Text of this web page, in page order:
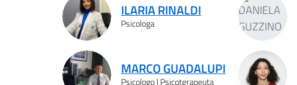
ILARIA RINALDI
Psicologa
MARCO GUADALUPI
Psicologo | Psicoterapeuta